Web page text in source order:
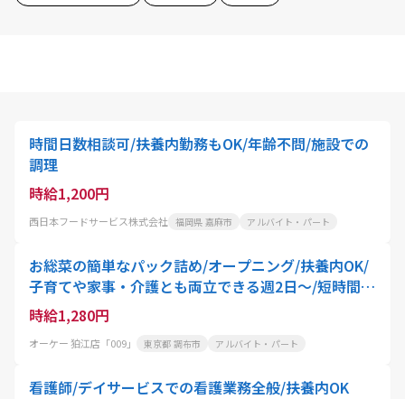
時間日数相談可/扶養内勤務もOK/年齢不問/施設での
調理
時給1,200円
西日本フードサービス株式会社 福岡県 嘉麻市 アルバイト・パート
お総菜の簡単なパック詰め/オープニング/扶養内OK/
子育てや家事・介護とも両立できる週2日～/短時間O
K
時給1,280円
オーケー 狛江店「009」 東京都 調布市 アルバイト・パート
看護師/デイサービスでの看護業務全般/扶養内OK